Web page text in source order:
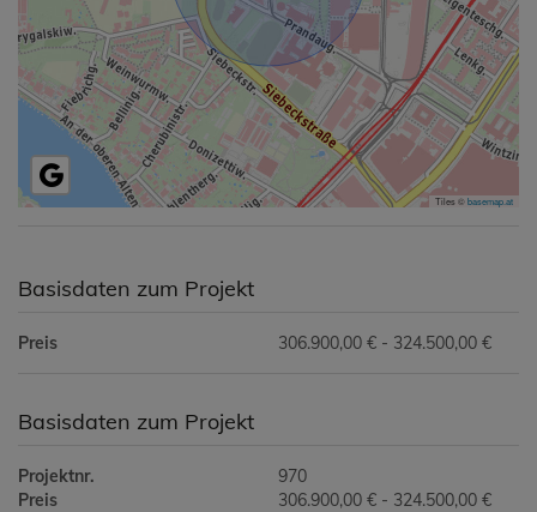
Tiles ©basemap.at
Basisdaten zum Projekt
Preis 306.900,00 € - 324.500,00 €
Basisdaten zum Projekt
Projektnr.
970
Preis
306.900,00 € - 324.500,00 €